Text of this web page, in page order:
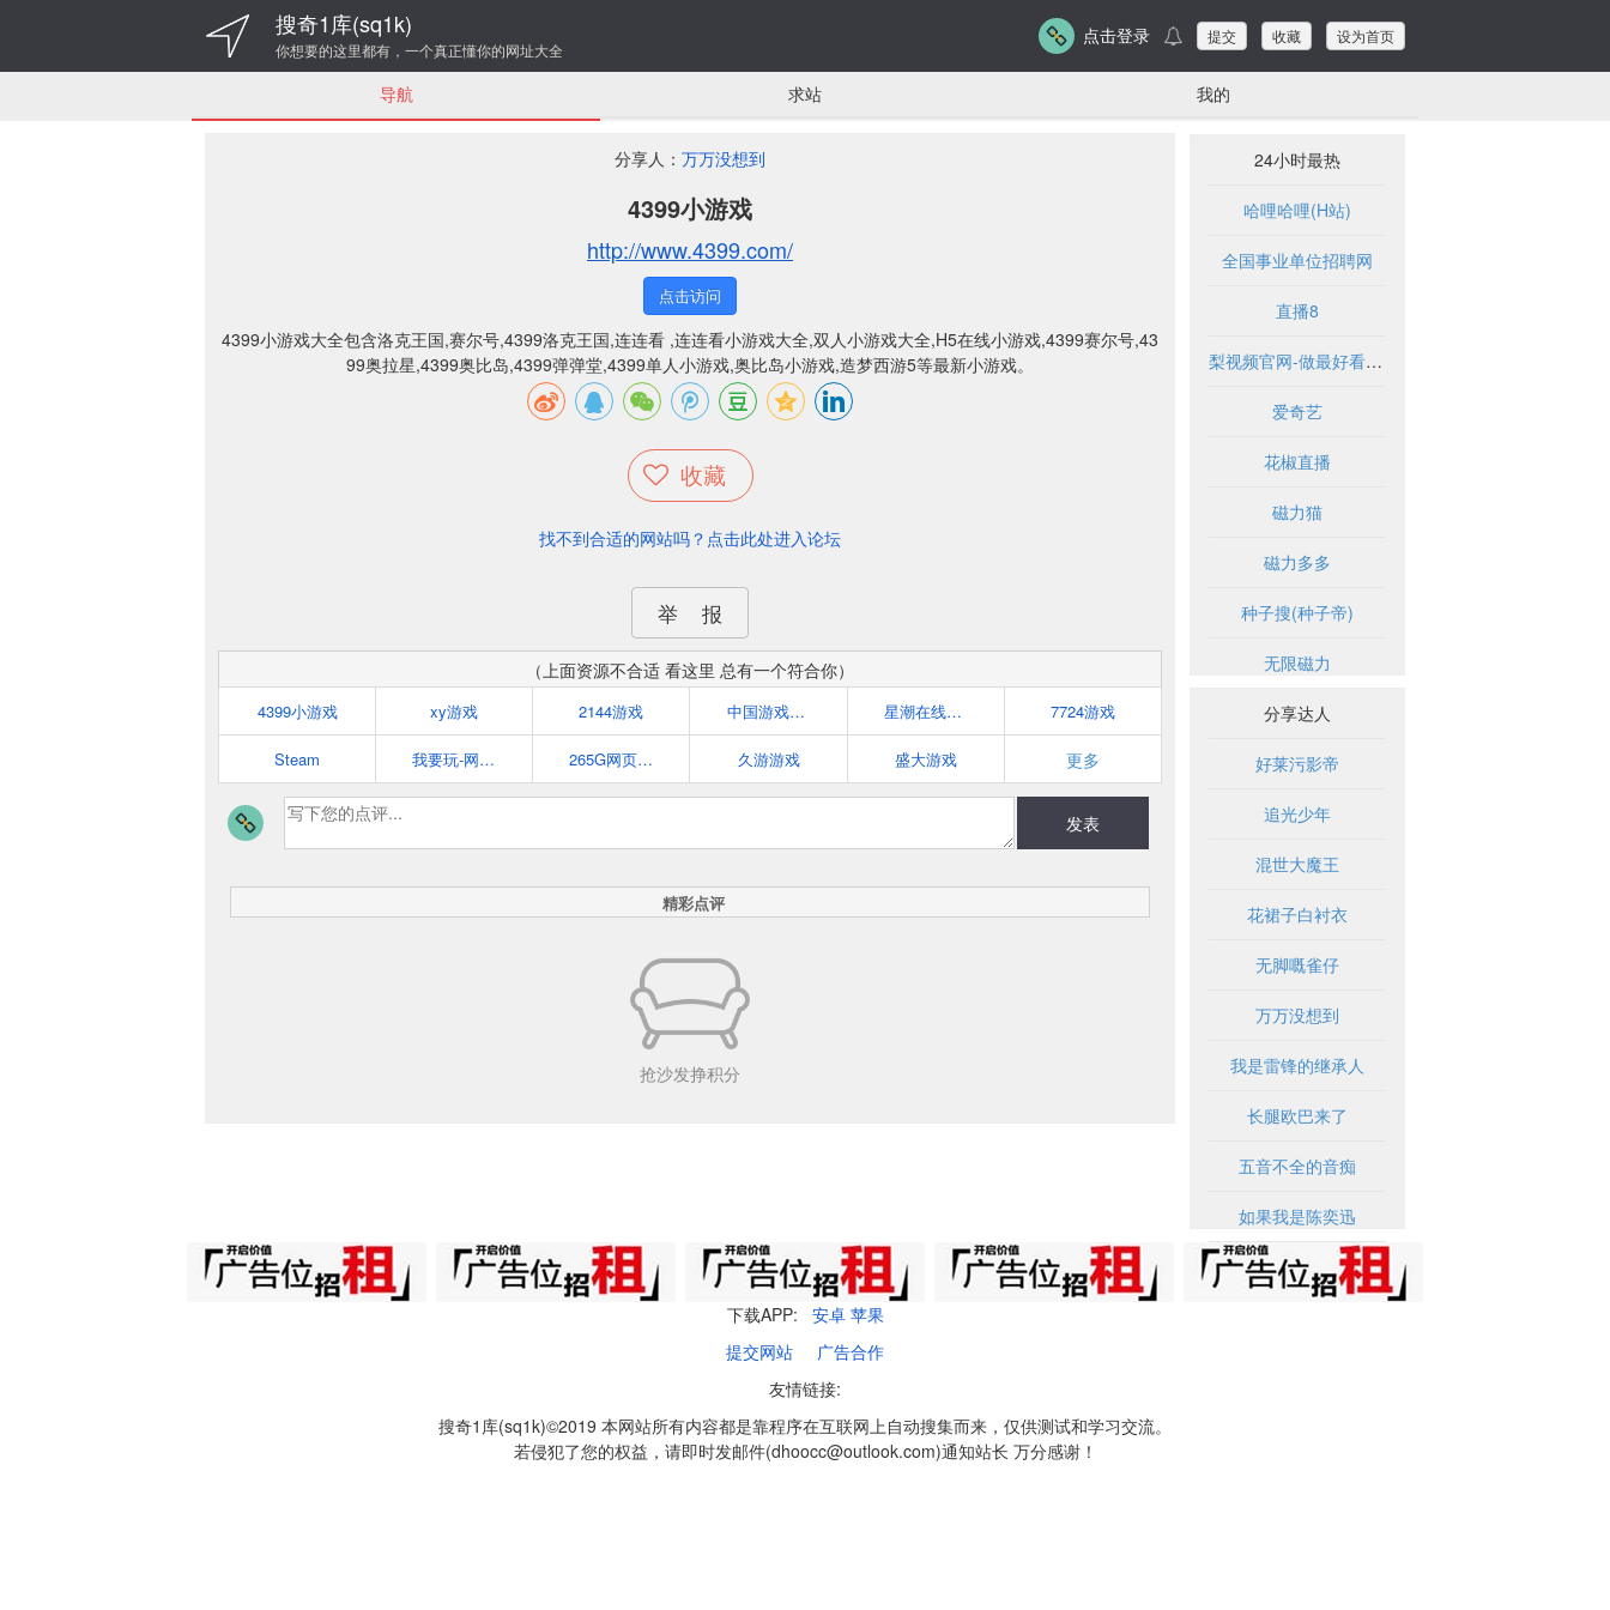
搜奇1库(sq1k)
你想要的这里都有，一个真正懂你的网址大全
点击登录 提交 收藏 设为首页
导航 求站 我的
分享人： 万万没想到
4399小游戏
http://www.4399.com/
点击访问
4399小游戏大全包含洛克王国,赛尔号,4399洛克王国,连连看 ,连连看小游戏大全,双人小游戏大全,H5在线小游戏,4399赛尔号,43
99奥拉星,4399奥比岛,4399弹弹堂,4399单人小游戏,奥比岛小游戏,造梦西游5等最新小游戏。
收藏
找不到合适的网站吗？点击此处进入论坛
举 报
（上面资源不合适 看这里 总有一个符合你）
4399小游戏 xy游戏 2144游戏 中国游戏中心 星潮在线网页游戏平台 7724游戏
Steam 我要玩-网页游戏平台 265G网页游戏 久游游戏 盛大游戏 更多
发表
精彩点评
抢沙发挣积分
24小时最热
哈哩哈哩(H站)
全国事业单位招聘网
直播8
梨视频官网-做最好看的资讯短视频-Pear Video
爱奇艺
花椒直播
磁力猫
磁力多多
种子搜(种子帝)
无限磁力
分享达人
好莱污影帝
追光少年
混世大魔王
花裙子白衬衣
无脚嘅雀仔
万万没想到
我是雷锋的继承人
长腿欧巴来了
五音不全的音痴
如果我是陈奕迅
下载APP: 安卓 苹果
提交网站
广告合作
友情链接:
搜奇1库(sq1k)©2019 本网站所有内容都是靠程序在互联网上自动搜集而来，仅供测试和学习交流。
若侵犯了您的权益，请即时发邮件(dhoocc@outlook.com)通知站长 万分感谢！